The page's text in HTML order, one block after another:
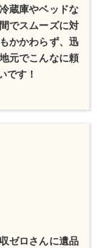
蔵庫やベッドな
でスムーズに対
かかわらず、迅
元でこんなに頼
です！
ゼロさんに遺品